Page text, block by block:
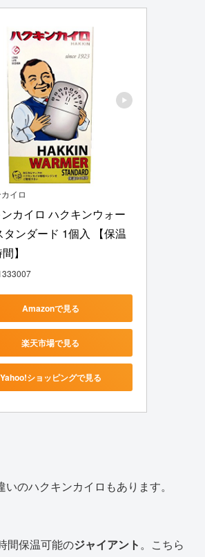
イロ
カイロ ハクキンウォー
タンダード 1個入 【保温
】
Amazonで見る
楽天市場で見る
Yahoo!ショッピングで見る
のハクキンカイロもあります。
間保温可能のジャイアント。こちら